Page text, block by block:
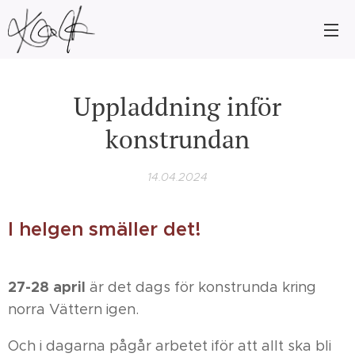
Uppladdning inför
konstrundan
14.04.2024
I helgen smäller det!
27-28 april är det dags för konstrunda kring
norra Vättern igen.
Och i dagarna pågår arbetet iför att allt ska bli